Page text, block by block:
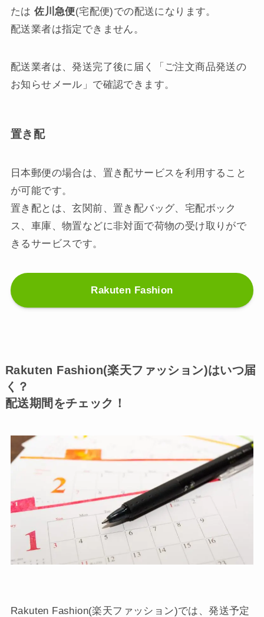
たは佐川急便(宅配便)での配送になります。
配送業者は指定できません。
配送業者は、発送完了後に届く「ご注文商品発送の
お知らせメール」で確認できます。
置き配
日本郵便の場合は、置き配サービスを利用すること
が可能です。
置き配とは、玄関前、置き配バッグ、宅配ボック
ス、車庫、物置などに非対面で荷物の受け取りがで
きるサービスです。
Rakuten Fashion
Rakuten Fashion(楽天ファッション)はいつ届
く？
配送期間をチェック！
Rakuten Fashion(楽天ファッション)では、発送予定